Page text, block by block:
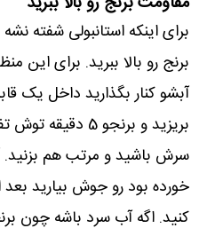
برای اینکه استانبولی شفته
برنج رو بالا ببرید. برای این
بریزید و برنجو
سرش باشید و مرتب هم
کنید. اگه آب سرد باشه چون